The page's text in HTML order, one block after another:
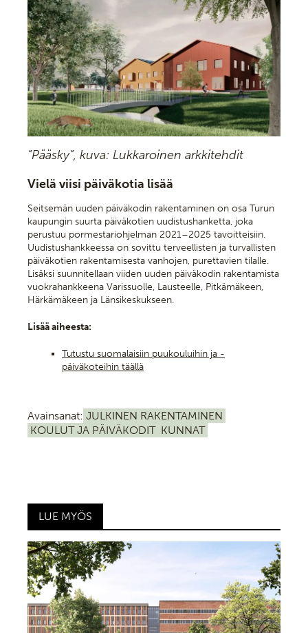
”Pääsky”, kuva: Lukkaroinen arkkitehdit
Vielä viisi päiväkotia lisää
Seitsemän uuden päiväkodin rakentaminen on osa Turun
kaupungin suurta päiväkotien uudistushanketta, joka
perustuu pormestariohjelman 2021–2025 tavoitteisiin.
Uudistushankkeessa on sovittu terveellisten ja turvallisten
päiväkotien rakentamisesta vanhojen, purettavien tilalle.
Lisäksi suunnitellaan viiden uuden päiväkodin rakentamista
vuokrahankkeena Varissuolle, Lausteelle, Pitkämäkeen,
Härkämäkeen ja Länsikeskukseen.
Lisää aiheesta:
Tutustu suomalaisiin puukouluihin ja -
päiväkoteihin täällä
Avainsanat: JULKINEN RAKENTAMINEN
KOULUT JA PÄIVÄKODIT KUNNAT
LUE MYÖS